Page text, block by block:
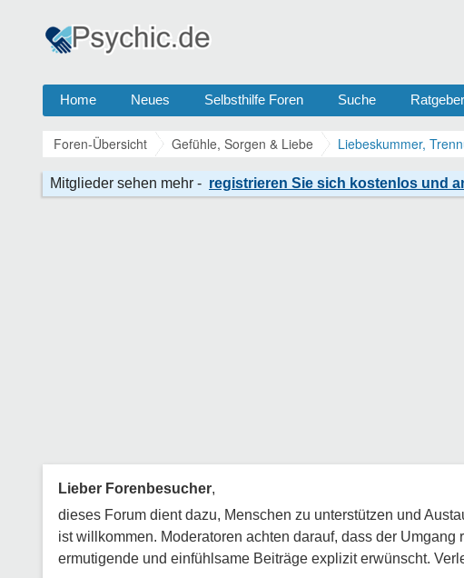
Home Neues Selbsthilfe Foren Suche Ratgeber
Foren-Übersicht Gefühle, Sorgen & Liebe Liebeskummer,
Lieber Forenbesucher,
dieses Forum dient dazu, Menschen zu unterstützen und
ist willkommen. Moderatoren achten darauf, dass der
ermutigende und einfühlsame Beiträge explizit erwünscht.